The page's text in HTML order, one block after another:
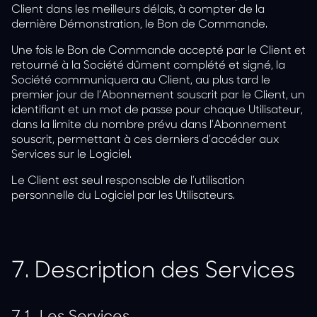
Client dans les meilleurs délais, à compter de la
dernière Démonstration, le Bon de Commande.
Une fois le Bon de Commande accepté par le Client et
retourné à la Société dûment complété et signé, la
Société communiquera au Client, au plus tard le
premier jour de l’Abonnement souscrit par le Client, un
identifiant et un mot de passe pour chaque Utilisateur,
dans la limite du nombre prévu dans l’Abonnement
souscrit, permettant à ces derniers d’accéder aux
Services sur le Logiciel.
Le Client est seul responsable de l’utilisation
personnelle du Logiciel par les Utilisateurs.
7. Description des Services